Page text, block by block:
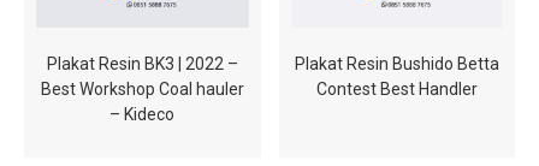
Plakat Resin BK3 | 2022 –
Best Workshop Coal hauler
– Kideco
Plakat Resin Bushido Betta
Contest Best Handler